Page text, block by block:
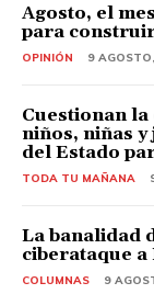
Agosto, el
para
OPINIÓN 9
Cuestionan la
niños, niñas y
del Estado
TODA TU MAÑANA
La banalidad
ciberataque a
COLUMNAS 9